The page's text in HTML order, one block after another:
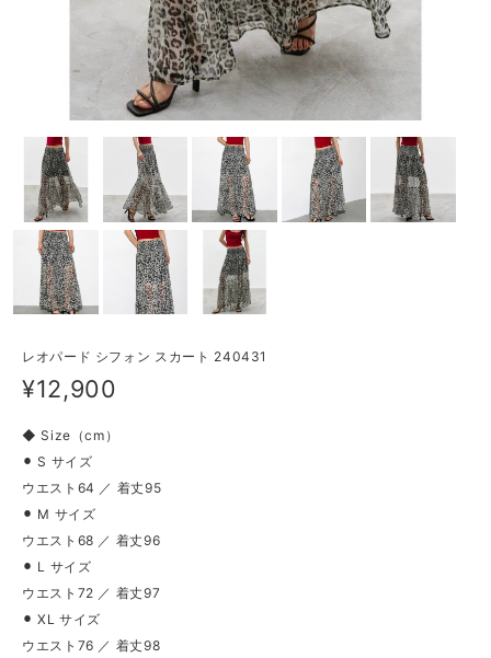
レオパード シフォン スカート 240431
¥12,900
◆ Size（cm）
⚫︎ S サイズ
ウエスト64 ／ 着丈95
⚫︎ M サイズ
ウエスト68 ／ 着丈96
⚫︎ L サイズ
ウエスト72 ／ 着丈97
⚫︎ XL サイズ
ウエスト76 ／ 着丈98